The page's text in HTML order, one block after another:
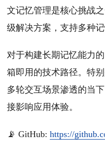
文记忆管理是核心挑战
级解决方案，支持多种
对于构建长期记忆能力
箱即用的技术路径。特
多轮交互场景渗透的当
接影响应用体验。
📡 GitHub: https://